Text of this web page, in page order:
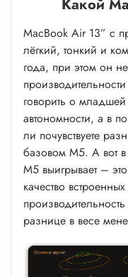
Какой
MacBook Air 13” с
лёгкий, тонкий и
года, при этом он
говорить о
автономности, а в
ли почувствуете
базовом M5. А вот
M5 выигрывает –
качество
разнице в весе